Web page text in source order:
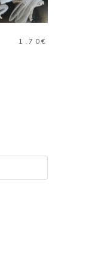
1.70€